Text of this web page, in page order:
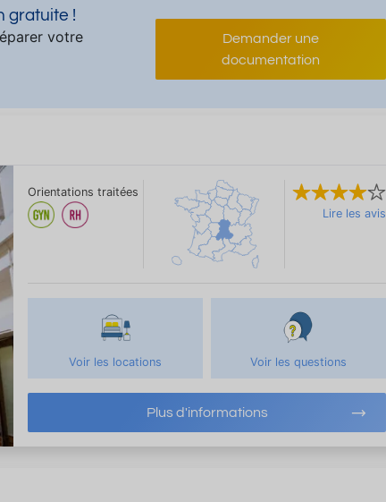
gratuite !
votre
Demander une
documentation
Orientations traitées
Lire les avis
Voir les locations Voir les questions
Plus d'informations